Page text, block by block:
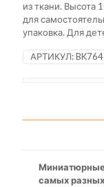
из ткани. Высота
для
упаковка. Для
АРТИКУЛ:BK764
Миниатюрные
самых